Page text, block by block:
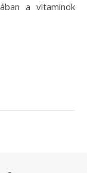
a vitaminok